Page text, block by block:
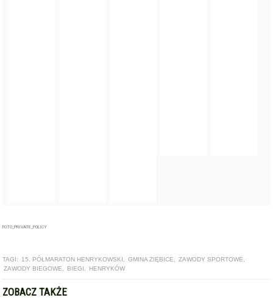
FOTO_PRIVATE_POLICY
TAGI: 15. PÓŁMARATON HENRYKOWSKI GMINA ZIĘBICE ZAWODY SPORTOWE
ZAWODY BIEGOWE
BIEGI HENRYKÓW
ZOBACZ TAKŻE